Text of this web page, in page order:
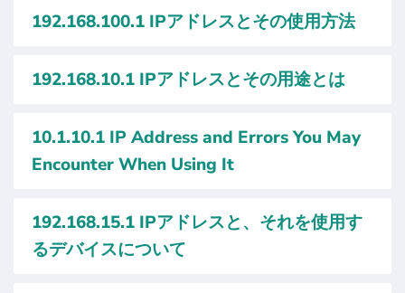
192.168.100.1 IPアドレスとその使用方法
192.168.10.1 IPアドレスとその用途とは
10.1.10.1 IP Address and Errors You May
Encounter When Using It
192.168.15.1 IPアドレスと、それを使用す
るデバイスについて